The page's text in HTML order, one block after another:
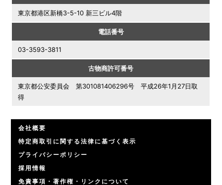
東京都港区新橋3-5-10 新三ビル4階
電話番号
03-3593-3811
古物商許可番号
東京都公安委員会 第301081406296号 平成26年1月27日取
得
会社概要
特定商取引に関する法律に基づく表示
プライバシーポリシー
採用情報
免責事項・著作権・リンクについて